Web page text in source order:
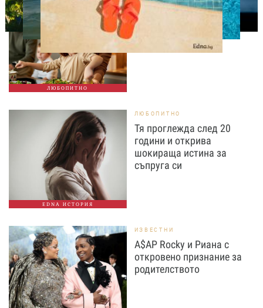
ЛЮБОПИТНО
Тайната на добрата
вечеря не се крие в
сложната рецепта
EDNA ИСТОРИЯ
ЛЮБОПИТНО
Тя проглежда след 20
години и открива
шокираща истина за
съпруга си
ИЗВЕСТНИ
A$AP Rocky и Риана с
откровено признание за
родителството